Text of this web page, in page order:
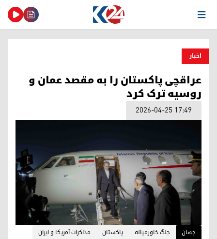
Open Menu
اخبار
عراقچی پاکستان را به مقصد عمان و
روسیه ترک کرد
2026-04-25 17:49
جهان جنگ خاورمیانە پاکستان مذاکرات آمریکا و ایران